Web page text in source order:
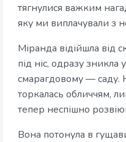
тягнулися важким
яку ми виплачували з
Міранда відійшла від
під ніс, одразу
смарагдовому — саду.
торкалась обличчям,
тепер неспішно
Вона потонула в